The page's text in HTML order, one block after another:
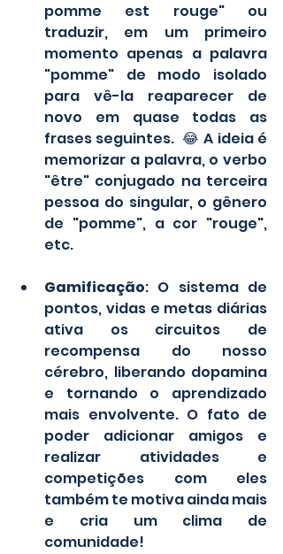
pomme est rouge" ou
traduzir, em um primeiro
momento apenas a palavra
"pomme" de modo isolado
para vê-la reaparecer de
novo em quase todas as
frases seguintes.  😂 A ideia é
memorizar a palavra, o verbo
"être" conjugado na terceira
pessoa do singular, o gênero
de "pomme", a cor "rouge",
etc.
Gamificação: O sistema de
pontos, vidas e metas diárias
ativa os circuitos de
recompensa do nosso
cérebro, liberando dopamina
e tornando o aprendizado
mais envolvente. O fato de
poder adicionar amigos e
realizar atividades e
competições com eles
também te motiva ainda mais
e cria um clima de
comunidade!